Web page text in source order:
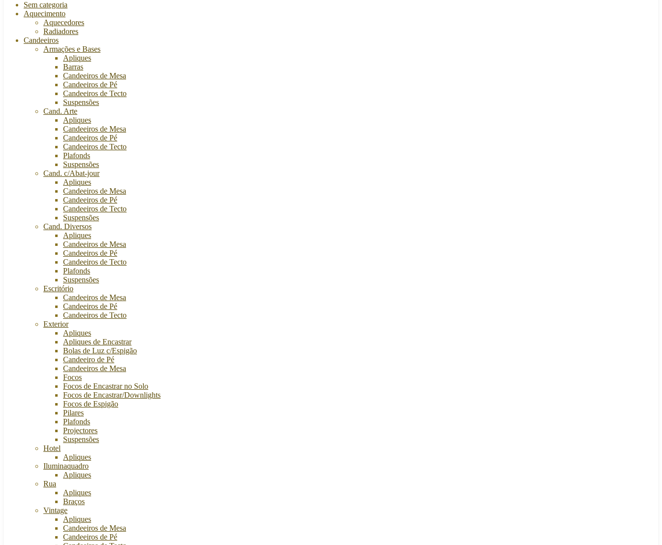
Sem categoria
Aquecimento
Aquecedores
Radiadores
Candeeiros
Armações e Bases
Apliques
Barras
Candeeiros de Mesa
Candeeiros de Pé
Candeeiros de Tecto
Suspensões
Cand. Arte
Apliques
Candeeiros de Mesa
Candeeiros de Pé
Candeeiros de Tecto
Plafonds
Suspensões
Cand. c/Abat-jour
Apliques
Candeeiros de Mesa
Candeeiros de Pé
Candeeiros de Tecto
Suspensões
Cand. Diversos
Apliques
Candeeiros de Mesa
Candeeiros de Pé
Candeeiros de Tecto
Plafonds
Suspensões
Escritório
Candeeiros de Mesa
Candeeiros de Pé
Candeeiros de Tecto
Exterior
Apliques
Apliques de Encastrar
Bolas de Luz c/Espigão
Candeeiro de Pé
Candeeiros de Mesa
Focos
Focos de Encastrar no Solo
Focos de Encastrar/Downlights
Focos de Espigão
Pilares
Plafonds
Projectores
Suspensões
Hotel
Apliques
Iluminaquadro
Apliques
Rua
Apliques
Braços
Vintage
Apliques
Candeeiros de Mesa
Candeeiros de Pé